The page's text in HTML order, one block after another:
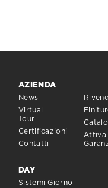
AZIENDA
News
Virtual
Tour
Certificazioni
Contatti
Attiva
DAY
Sistemi Giorno